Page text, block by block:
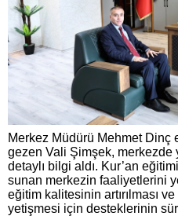
Merkez Müdürü Mehmet Dinç
gezen Vali Şimşek, merkezde
detaylı bilgi aldı. Kur’an
sunan merkezin faaliyetlerini
eğitim kalitesinin artırılması
yetişmesi için desteklerinin